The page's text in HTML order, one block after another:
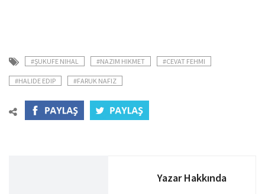
#ŞUKUFE NIHAL #NAZIM HIKMET #CEVAT FEHMI
#HALIDE EDIP #FARUK NAFIZ
Yazar Hakkında